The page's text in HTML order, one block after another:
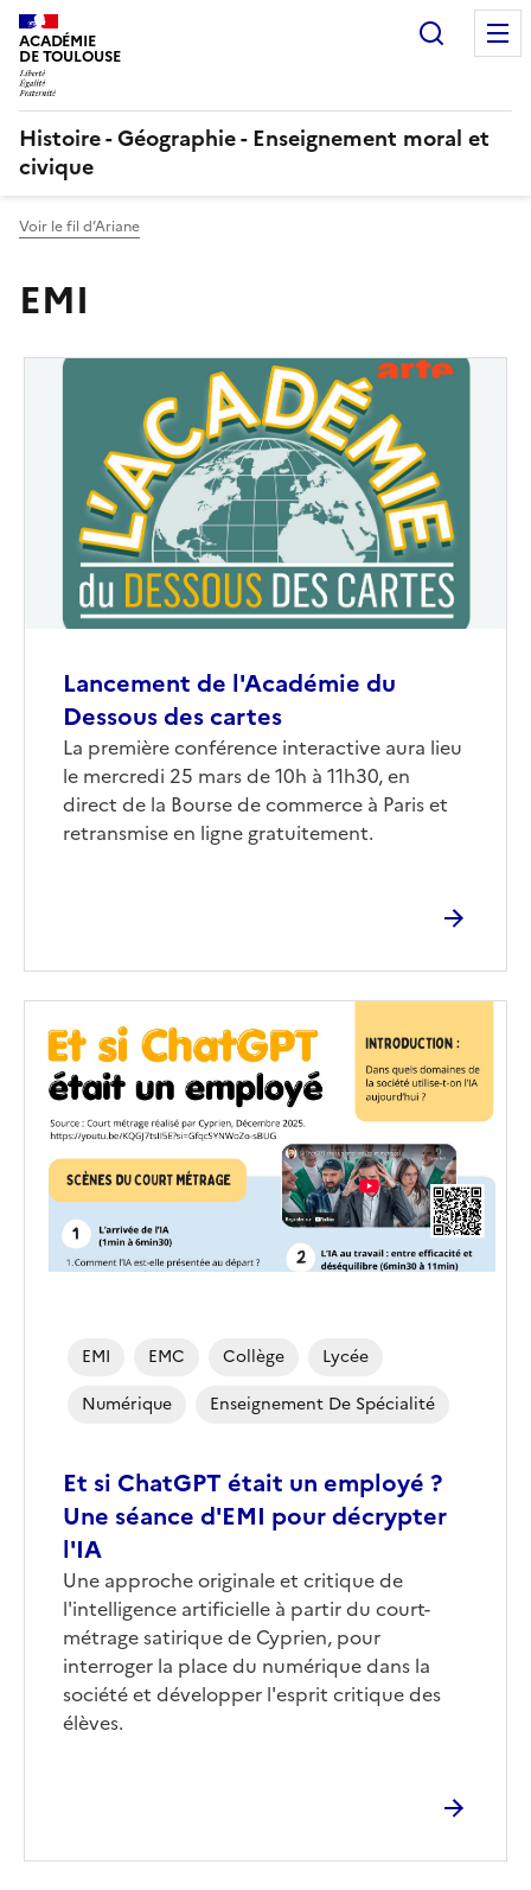
ACADÉMIE
DE TOULOUSE
Histoire - Géographie - Enseignement moral et
civique
Voir le fil d’Ariane
EMI
Lancement de l'Académie du
Dessous des cartes
Corps
La première conférence interactive aura lieu
le mercredi 25 mars de 10h à 11h30, en
direct de la Bourse de commerce à Paris et
retransmise en ligne gratuitement.
Image
(conseillée)
Et si ChatGPT était un employé ?
Une séance d'EMI pour décrypter
l'IA
Corps
Une approche originale et critique de
l'intelligence artificielle à partir du court-
métrage satirique de Cyprien, pour
interroger la place du numérique dans la
société et développer l'esprit critique des
élèves.
EMI EMC Collège
Lycée
Numérique
Enseignement De Spécialité
couverture
(conseillée)